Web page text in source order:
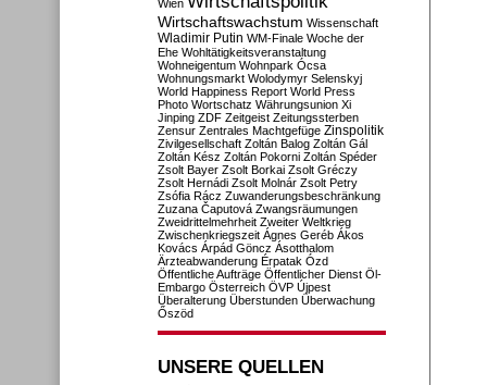
Wien
Wirtschaftswachstum Wissenschaft
Wladimir Putin WM-Finale Woche der
Ehe Wohltätigkeitsveranstaltung
Wohneigentum Wohnpark Ócsa
Wohnungsmarkt Wolodymyr Selenskyj
World Happiness Report World Press
Photo Wortschatz Währungsunion Xi
Jinping ZDF Zeitgeist Zeitungssterben
Zensur Zentrales Machtgefüge Zinspolitik
Zivilgesellschaft Zoltán Balog Zoltán Gál
Zoltán Kész Zoltán Pokorni Zoltán Spéder
Zsolt Bayer Zsolt Borkai Zsolt Gréczy
Zsolt Hernádi Zsolt Molnár Zsolt Petry
Zsófia Rácz Zuwanderungsbeschränkung
Zuzana Čaputová Zwangsräumungen
Zweidrittelmehrheit Zweiter Weltkrieg
Zwischenkriegszeit Ágnes Geréb Ákos
Kovács Árpád Göncz Ásotthalom
Ärzteabwanderung Érpatak Ózd
Öffentliche Aufträge Öffentlicher Dienst Öl-
Embargo Österreich ÖVP Újpest
Überalterung Überstunden Überwachung
Őszöd
UNSERE QUELLEN